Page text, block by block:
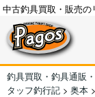
中古釣具買取・販売
釣具買取・釣具通販
タッフ釣行記 > 奥本 >